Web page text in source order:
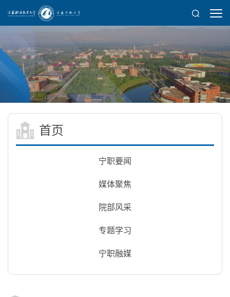
首页
宁职要闻
媒体聚焦
院部风采
专题学习
宁职融媒